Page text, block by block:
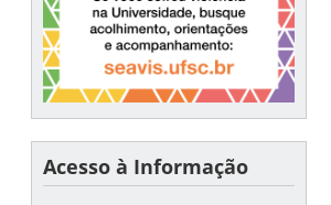
Acesso à Informação